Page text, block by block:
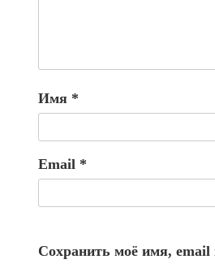
Имя *
Email *
Сохранить моё имя, email